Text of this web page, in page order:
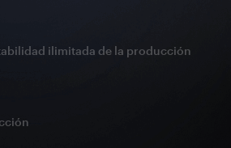
ilimitada de la producción